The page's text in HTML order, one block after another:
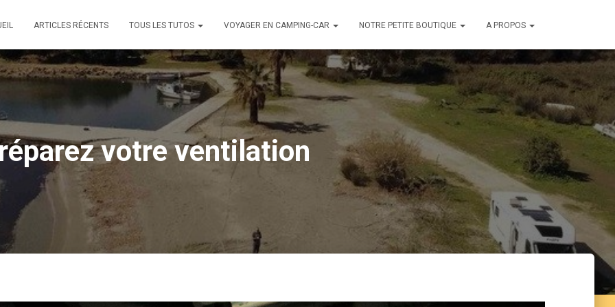
ARTICLES RÉCENTS TOUS LES TUTOS VOYAGER EN CAMPING-CAR NOTRE PETITE BOUTIQUE A PROPOS
votre ventilation